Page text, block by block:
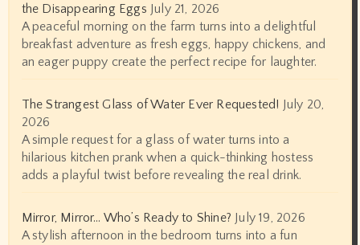
the Disappearing Eggs July 21, 2026
A peaceful morning on the farm turns into a delightful
breakfast adventure as fresh eggs, happy chickens, and
an eager puppy create the perfect recipe for laughter.
The Strangest Glass of Water Ever Requested! July 20,
2026
A simple request for a glass of water turns into a
hilarious kitchen prank when a quick-thinking hostess
adds a playful twist before revealing the real drink.
Mirror, Mirror… Who’s Ready to Shine? July 19, 2026
A stylish afternoon in the bedroom turns into a fun